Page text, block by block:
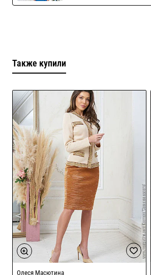
Также купили
Олеся Масютина